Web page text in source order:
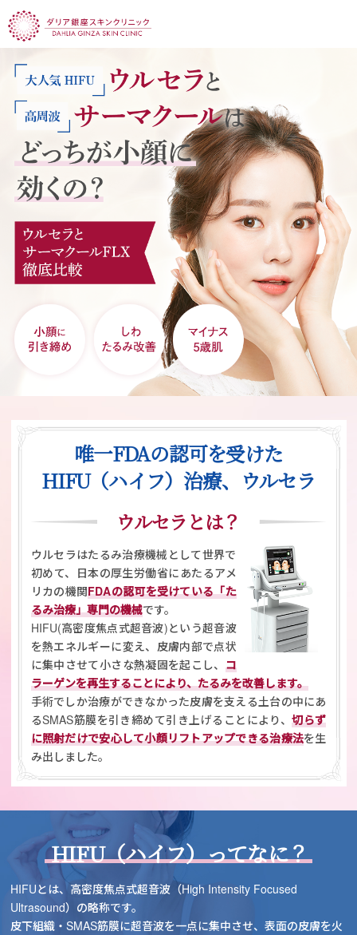
唯一FDAの認可を受けた
HIFU（ハイフ）治療、ウルセラ
ウルセラとは？
ウルセラはたるみ治療機械として世界で
初めて、日本の厚生労働省にあたるアメ
リカの機関FDAの認可を受けている「た
るみ治療」専門の機械です。
HIFU(高密度焦点式超音波)という超音波
を熱エネルギーに変え、皮膚内部で点状
に集中させて小さな熱凝固を起こし、 コ
ラーゲンを再生することにより、たるみを改善します。
手術でしか治療ができなかった皮膚を支える土台の中にあ
るSMAS筋膜を引き締めて引き上げることにより、切らず
に照射だけで安心して小顔リフトアップできる治療法を生
み出しました。
HIFU（ハイフ）ってなに？
HIFUとは、高密度焦点式超音波（High Intensity Focused
Ultrasound）の略称です。
皮下組織・SMAS筋膜に超音波を一点に集中させ、表面の皮膚を火